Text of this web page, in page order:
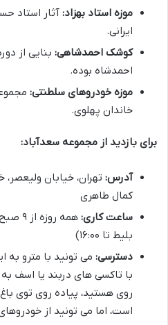
موزه استاد بهزاد: آثار استاد
ایرانی.
کوشک احمدشاهی: بنایی از
احمدشاه بوده.
موزه خودروهای سلطنتی:
خاندان پهلوی.
برای بازدید از مجموعه سعدآباد:
آدرس: تهران، خیابان ولیعصر،
کمال طاهری
ساعت کاری:
بلیط تا ۱۶:۰۰)
دسترسی: می تونید با مترو به
با تاکسی های دربند یا اسف
روی هستید، پیاده روی توی
است، اما می تونید از